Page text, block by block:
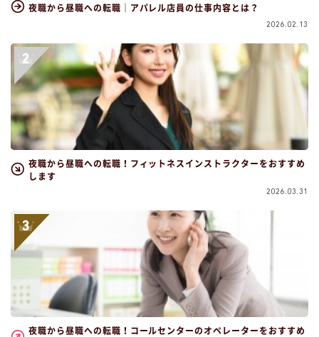
夜職から昼職への転職｜アパレル店員の仕事内容とは？
2026.02.13
夜職から昼職への転職！フィットネスインストラクターをおすすめ
します
2026.03.31
夜職から昼職への転職！コールセンターのオペレーターをおすすめ